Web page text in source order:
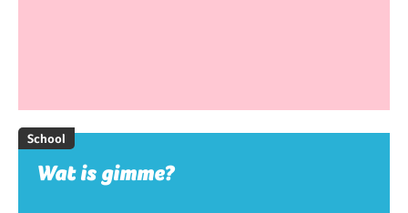
School
Wat is gimme?